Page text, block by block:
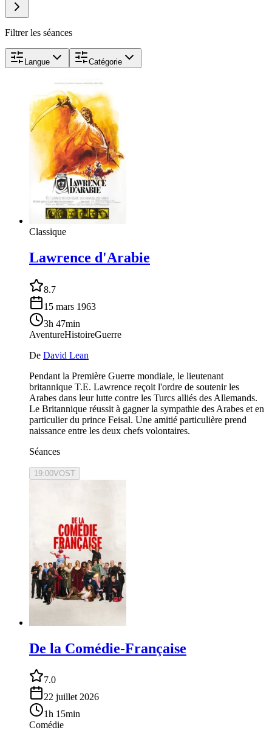
Filtrer les séances
Langue Catégorie
Classique
Lawrence d'Arabie
8.7
15 mars 1963
3h 47min
AventureHistoireGuerre
De David Lean
Pendant la Première Guerre mondiale, le lieutenant
britannique T.E. Lawrence reçoit l'ordre de soutenir les
Arabes dans leur lutte contre les Turcs alliés des Allemands.
Le Britannique réussit à gagner la sympathie des Arabes et en
particulier du prince Feisal. Une amitié particulière prend
naissance entre les deux chefs volontaires.
Séances
19:00VOST
De la Comédie-Française
7.0
22 juillet 2026
1h 15min
Comédie